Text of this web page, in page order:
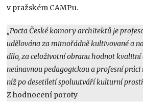
v pražském CAMPu.
„Pocta České komory architektů je
udělována za mimořádně kultivované a
dílo, za celoživotní obranu hodnot
neúnavnou pedagogickou a profesní
níž po desetiletí spoluutváří kulturní
Z hodnocení poroty